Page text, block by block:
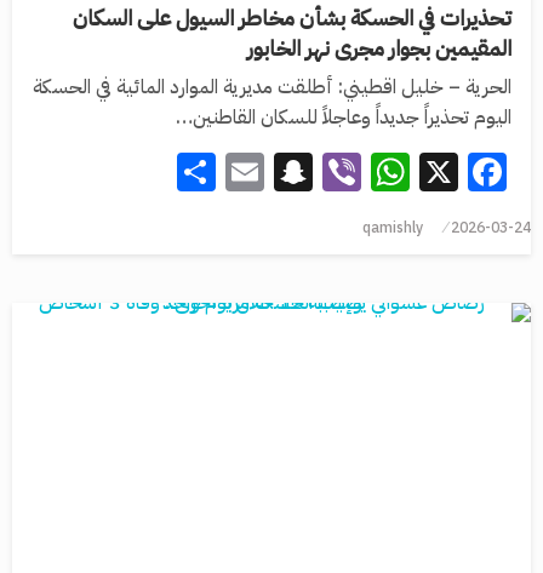
تحذيرات في الحسكة بشأن مخاطر السيول على السكان
المقيمين بجوار مجرى نهر الخابور
الحرية – خليل اقطيني: أطلقت مديرية الموارد المائية في الحسكة
اليوم تحذيراً جديداً وعاجلاً للسكان القاطنين…
Facebook
X
WhatsApp
Viber
Snapchat
Email
2026-03-24
qamishly